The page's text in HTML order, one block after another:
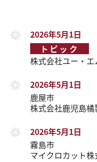
2026年5月1日
トピック
株式会社ユー・
2026年5月1日
鹿屋市
株式会社鹿児島橘
2026年5月1日
霧島市
マイクロカット